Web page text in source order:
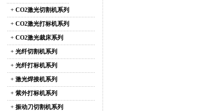
+ CO2激光切割机系列
+ CO2激光打标机系列
+ CO2激光裁床系列
+ 光纤切割机系列
+ 光纤打标机系列
+ 激光焊接机系列
+ 紫外打标机系列
+ 振动刀切割机系列